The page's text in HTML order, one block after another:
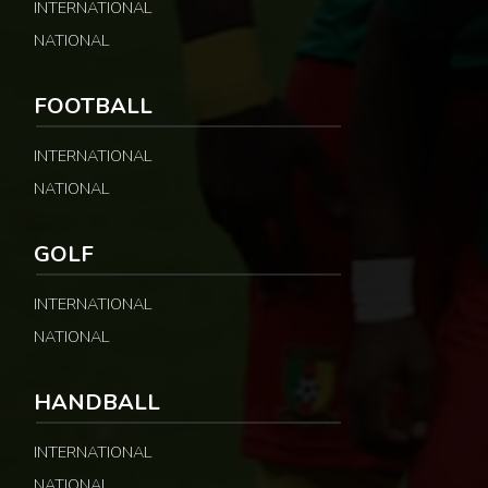
INTERNATIONAL
NATIONAL
FOOTBALL
INTERNATIONAL
NATIONAL
GOLF
INTERNATIONAL
NATIONAL
HANDBALL
INTERNATIONAL